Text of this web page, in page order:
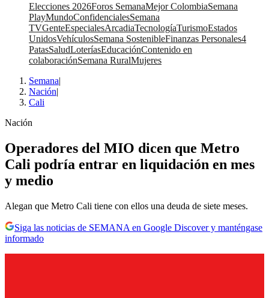
Elecciones 2026Foros SemanaMejor ColombiaSemana
PlayMundoConfidencialesSemana
TVGenteEspecialesArcadiaTecnologíaTurismoEstados
UnidosVehículosSemana SostenibleFinanzas Personales4
PatasSaludLoteríasEducaciónContenido en
colaboraciónSemana RuralMujeres
Semana|
Nación|
Cali
Nación
Operadores del MIO dicen que Metro
Cali podría entrar en liquidación en mes
y medio
Alegan que Metro Cali tiene con ellos una deuda de siete meses.
Siga las noticias de SEMANA en Google Discover y manténgase
informado